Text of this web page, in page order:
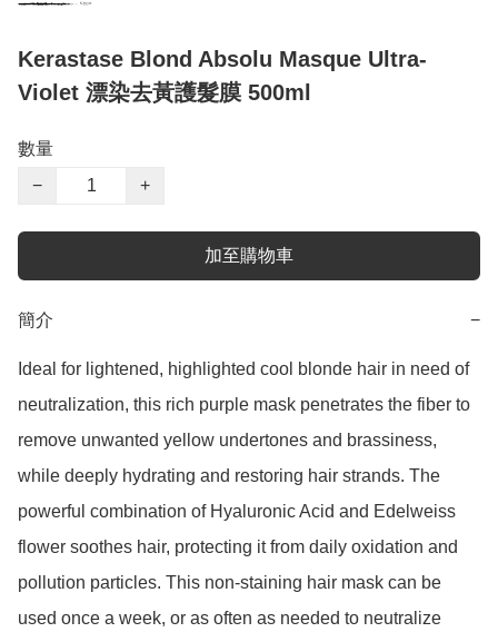
Kerastase Blond Absolu Masque Ultra-
Violet 漂染去黃護髮膜 500ml
數量
−
+
加至購物車
簡介 −
Ideal for lightened, highlighted cool blonde hair in need of
neutralization, this rich purple mask penetrates the fiber to
remove unwanted yellow undertones and brassiness,
while deeply hydrating and restoring hair strands. The
powerful combination of Hyaluronic Acid and Edelweiss
flower soothes hair, protecting it from daily oxidation and
pollution particles. This non-staining hair mask can be
used once a week, or as often as needed to neutralize